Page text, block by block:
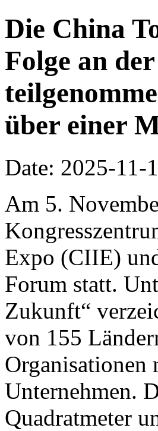
Die China
Folge an
über einer
Date: 2025-11-
Am 5.
Expo (CIIE)
Forum statt.
Zukunft“
von 155
Organisationen
Unternehmen.
Quadratmeter